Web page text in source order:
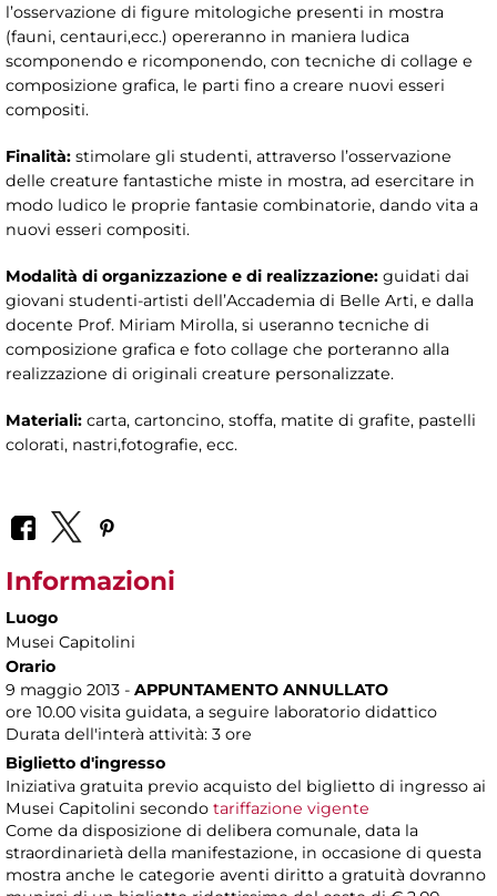
l’osservazione di figure mitologiche presenti in mostra
(fauni, centauri,ecc.) opereranno in maniera ludica
scomponendo e ricomponendo, con tecniche di collage e
composizione grafica, le parti fino a creare nuovi esseri
compositi.
Finalità: stimolare gli studenti, attraverso l’osservazione
delle creature fantastiche miste in mostra, ad esercitare in
modo ludico le proprie fantasie combinatorie, dando vita a
nuovi esseri compositi.
Modalità di organizzazione e di realizzazione: guidati dai
giovani studenti-artisti dell’Accademia di Belle Arti, e dalla
docente Prof. Miriam Mirolla, si useranno tecniche di
composizione grafica e foto collage che porteranno alla
realizzazione di originali creature personalizzate.
Materiali: carta, cartoncino, stoffa, matite di grafite, pastelli
colorati, nastri,fotografie, ecc.
Informazioni
Luogo
Musei Capitolini
Orario
9 maggio 2013 - APPUNTAMENTO ANNULLATO
ore 10.00 visita guidata, a seguire laboratorio didattico
Durata dell'interà attività: 3 ore
Biglietto d'ingresso
Iniziativa gratuita previo acquisto del biglietto di ingresso ai
Musei Capitolini secondo tariffazione vigente
Come da disposizione di delibera comunale, data la
straordinarietà della manifestazione, in occasione di questa
mostra anche le categorie aventi diritto a gratuità dovranno